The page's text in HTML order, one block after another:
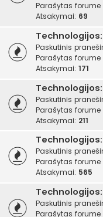
Parašytas forume
Atsakymai: 69
Technologijos:
Paskutinis
Parašytas forume
Atsakymai: 171
Paskutinis
Parašytas forume
Atsakymai: 211
Paskutinis
Parašytas forume
Atsakymai: 565
Paskutinis
Parašytas forume